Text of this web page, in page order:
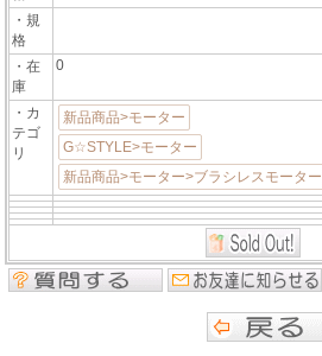
・規
格
・在
庫
0
・カ
テゴ
リ
新品商品>モーター
G☆STYLE>モーター
新品商品>モーター>ブラシレスモーター